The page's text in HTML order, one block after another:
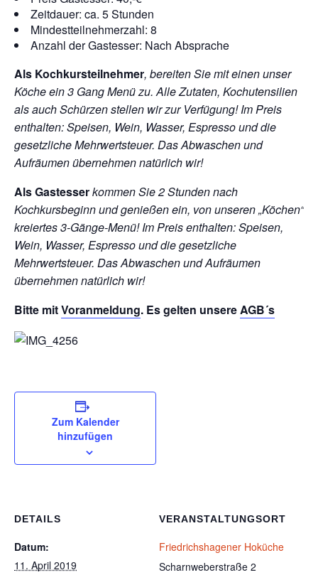
Zeitdauer: ca. 5 Stunden
Mindestteilnehmerzahl: 8
Anzahl der Gastesser: Nach Absprache
Als Kochkursteilnehmer, bereiten Sie mit einen unser
Köche ein 3 Gang Menü zu. Alle Zutaten, Kochutensilien
als auch Schürzen stellen wir zur Verfügung!Im Preis
enthalten: Speisen, Wein, Wasser, Espresso und die
gesetzliche Mehrwertsteuer. Das Abwaschen und
Aufräumen übernehmen natürlich wir!
Als Gastesserkommen Sie 2 Stunden nach
Kochkursbeginn und genießen ein, von unseren „Köchen“
kreiertes 3-Gänge-Menü!Im Preis enthalten: Speisen,
Wein, Wasser, Espresso und die gesetzliche
Mehrwertsteuer. Das Abwaschen und Aufräumen
übernehmen natürlich wir!
Bitte mitVoranmeldung. Es gelten unsereAGB´s
Zum Kalender
hinzufügen
DETAILS
Datum:
11. April 2019
VERANSTALTUNGSORT
Friedrichshagener Hoküche
Scharnweberstraße 2